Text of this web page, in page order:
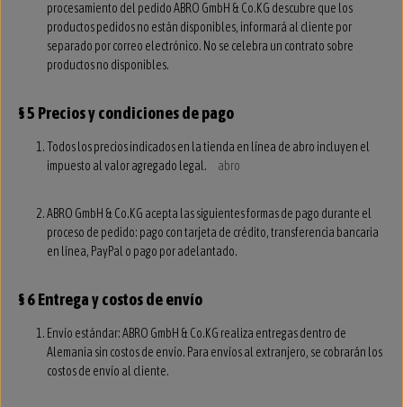
procesamiento del pedido ABRO GmbH & Co.KG descubre que los
productos pedidos no están disponibles, informará al cliente por
separado por correo electrónico. No se celebra un contrato sobre
productos no disponibles.
§ 5 Precios y condiciones de pago
Todos los precios indicados en la tienda en línea de abro incluyen el
impuesto al valor agregado legal.
abro
ABRO GmbH & Co.KG acepta las siguientes formas de pago durante el
proceso de pedido: pago con tarjeta de crédito, transferencia bancaria
en línea, PayPal o pago por adelantado.
§ 6 Entrega y costos de envío
Envío estándar: ABRO GmbH & Co.KG realiza entregas dentro de
Alemania sin costos de envío. Para envíos al extranjero, se cobrarán los
costos de envío al cliente.